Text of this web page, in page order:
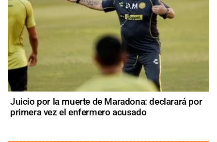
Juicio por la muerte de Maradona: declarará por
primera vez el enfermero acusado